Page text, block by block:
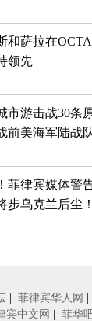
和萨拉在
领先
市游击战30
前美海军陆战
菲律宾媒体警
步乌克兰后尘！
| 菲律宾华人网 |
宾中文网 | 菲华